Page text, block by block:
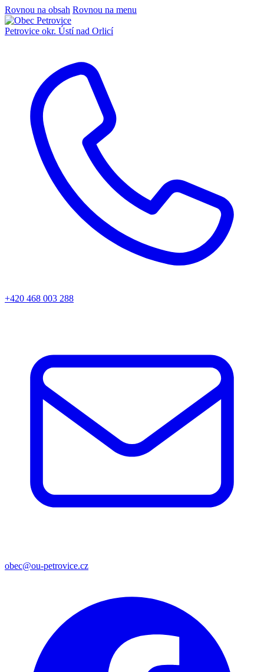
Rovnou na obsah Rovnou na menu
Petrovice okr. Ústí nad Orlicí
+420 468 003 288
obec@ou-petrovice.cz